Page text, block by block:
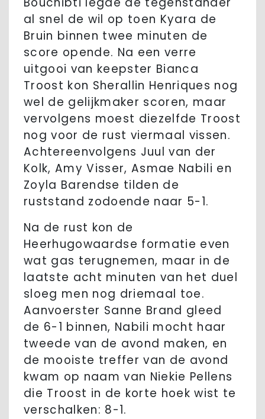
al snel de wil op toen Kyara de
Bruin binnen twee minuten de
score opende. Na een verre
uitgooi van keepster Bianca
Troost kon Sherallin Henriques nog
wel de gelijkmaker scoren, maar
vervolgens moest diezelfde Troost
nog voor de rust viermaal vissen.
Achtereenvolgens Juul van der
Kolk, Amy Visser, Asmae Nabili en
Zoyla Barendse tilden de
ruststand zodoende naar 5-1.
Na de rust kon de
Heerhugowaardse formatie even
wat gas terugnemen, maar in de
laatste acht minuten van het duel
sloeg men nog driemaal toe.
Aanvoerster Sanne Brand gleed
de 6-1 binnen, Nabili mocht haar
tweede van de avond maken, en
de mooiste treffer van de avond
kwam op naam van Niekie Pellens
die Troost in de korte hoek wist te
verschalken: 8-1.